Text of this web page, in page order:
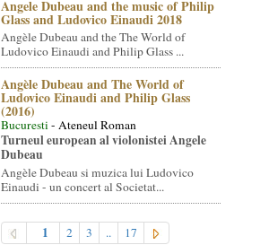
Angele Dubeau and the music of Philip
Glass and Ludovico Einaudi 2018
Angèle Dubeau and the The World of
Ludovico Einaudi and Philip Glass ...
Angèle Dubeau and The World of
Ludovico Einaudi and Philip Glass
(2016)
Bucuresti- Ateneul Roman
Turneul european al violonistei Angele
Dubeau
Angèle Dubeau si muzica lui Ludovico
Einaudi - un concert al Societat...
1 2 3 .. 17